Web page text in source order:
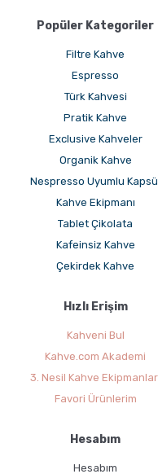
Popüler Kategoriler
Filtre Kahve
Espresso
Türk Kahvesi
Pratik Kahve
Exclusive Kahveler
Organik Kahve
Nespresso Uyumlu
Kahve Ekipmanı
Tablet Çikolata
Kafeinsiz Kahve
Çekirdek Kahve
Hızlı Erişim
Kahveni Bul
Kahve.com Akademi
3. Nesil Kahve
Favori Ürünlerim
Hesabım
Hesabım